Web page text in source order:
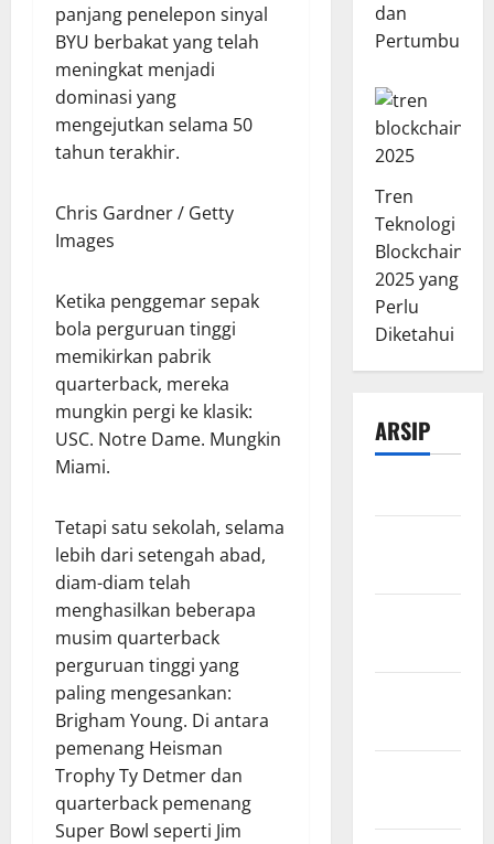
panjang penelepon sinyal
BYU berbakat yang telah
meningkat menjadi
dominasi yang
mengejutkan selama 50
tahun terakhir.
Chris Gardner / Getty
Images
Ketika penggemar sepak
bola perguruan tinggi
memikirkan pabrik
quarterback, mereka
mungkin pergi ke klasik:
USC. Notre Dame. Mungkin
Miami.
Tetapi satu sekolah, selama
lebih dari setengah abad,
diam-diam telah
menghasilkan beberapa
musim quarterback
perguruan tinggi yang
paling mengesankan:
Brigham Young. Di antara
pemenang Heisman
Trophy Ty Detmer dan
quarterback pemenang
Super Bowl seperti Jim
dan
Pertumbuhan
Tren
Teknologi
Blockchain
2025 yang
Perlu
Diketahui
ARSIP